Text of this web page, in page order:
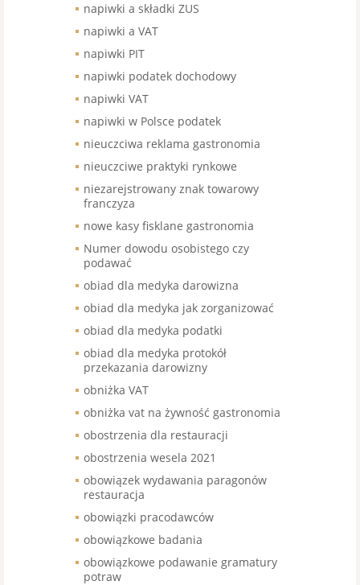
napiwki a składki ZUS
napiwki a VAT
napiwki PIT
napiwki podatek dochodowy
napiwki VAT
napiwki w Polsce podatek
nieuczciwa reklama gastronomia
nieuczciwe praktyki rynkowe
niezarejstrowany znak towarowy
franczyza
nowe kasy fisklane gastronomia
Numer dowodu osobistego czy
podawać
obiad dla medyka darowizna
obiad dla medyka jak zorganizować
obiad dla medyka podatki
obiad dla medyka protokół
przekazania darowizny
obniżka VAT
obniżka vat na żywność gastronomia
obostrzenia dla restauracji
obostrzenia wesela 2021
obowiązek wydawania paragonów
restauracja
obowiązki pracodawców
obowiązkowe badania
obowiązkowe podawanie gramatury
potraw